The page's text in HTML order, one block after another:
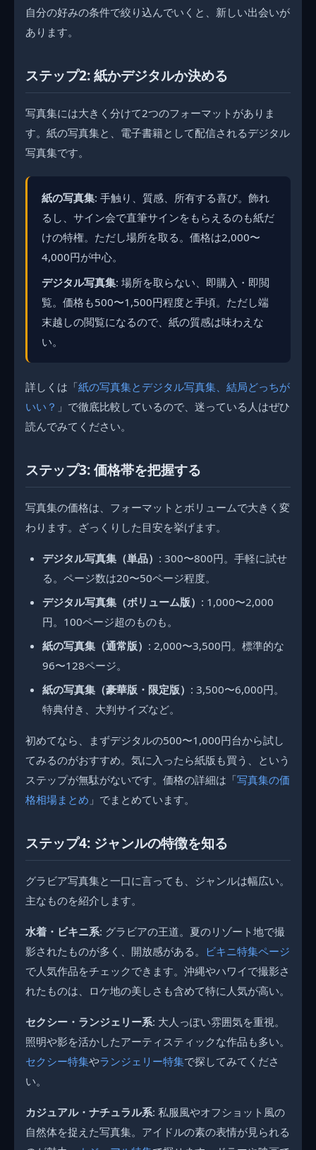
自分の好みの条件で絞り込んでいくと、新しい出会いが
あります。
ステップ2: 紙かデジタルか決める
写真集には大きく分けて2つのフォーマットがありま
す。紙の写真集と、電子書籍として配信されるデジタル
写真集です。
紙の写真集: 手触り、質感、所有する喜び。飾れ
るし、サイン会で直筆サインをもらえるのも紙だ
けの特権。ただし場所を取る。価格は2,000〜
4,000円が中心。
デジタル写真集: 場所を取らない、即購入・即閲
覧。価格も500〜1,500円程度と手頃。ただし端
末越しの閲覧になるので、紙の質感は味わえな
い。
詳しくは「紙の写真集とデジタル写真集、結局どっちが
いい？ 」で徹底比較しているので、迷っている人はぜひ
読んでみてください。
ステップ3: 価格帯を把握する
写真集の価格は、フォーマットとボリュームで大きく変
わります。ざっくりした目安を挙げます。
デジタル写真集（単品） : 300〜800円。手軽に試せ
る。ページ数は20〜50ページ程度。
デジタル写真集（ボリューム版） : 1,000〜2,000
円。100ページ超のものも。
紙の写真集（通常版） : 2,000〜3,500円。標準的な
96〜128ページ。
紙の写真集（豪華版・限定版） : 3,500〜6,000円。
特典付き、大判サイズなど。
初めてなら、まずデジタルの500〜1,000円台から試し
てみるのがおすすめ。気に入ったら紙版も買う、という
ステップが無駄がないです。価格の詳細は「写真集の価
格相場まとめ 」でまとめています。
ステップ4: ジャンルの特徴を知る
グラビア写真集と一口に言っても、ジャンルは幅広い。
主なものを紹介します。
水着・ビキニ系: グラビアの王道。夏のリゾート地で撮
影されたものが多く、開放感がある。 ビキニ特集ページ
で人気作品をチェックできます。沖縄やハワイで撮影さ
れたものは、ロケ地の美しさも含めて特に人気が高い。
セクシー・ランジェリー系: 大人っぽい雰囲気を重視。
照明や影を活かしたアーティスティックな作品も多い。
セクシー特集やランジェリー特集で探してみてくださ
い。
カジュアル・ナチュラル系: 私服風やオフショット風の
自然体を捉えた写真集。アイドルの素の表情が見られる